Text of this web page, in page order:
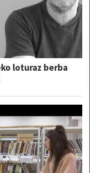
loturaz berba